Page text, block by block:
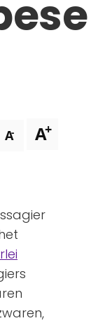
A- A+